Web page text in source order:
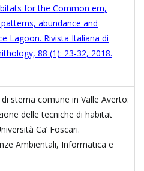
for the Common ern,
abundance and
Lagoon. Rivista Italiana di
88 (1): 23-32, 2018.
sterna comune in Valle Averto:
delle tecniche di habitat
Ca’ Foscari.
Ambientali, Informatica e